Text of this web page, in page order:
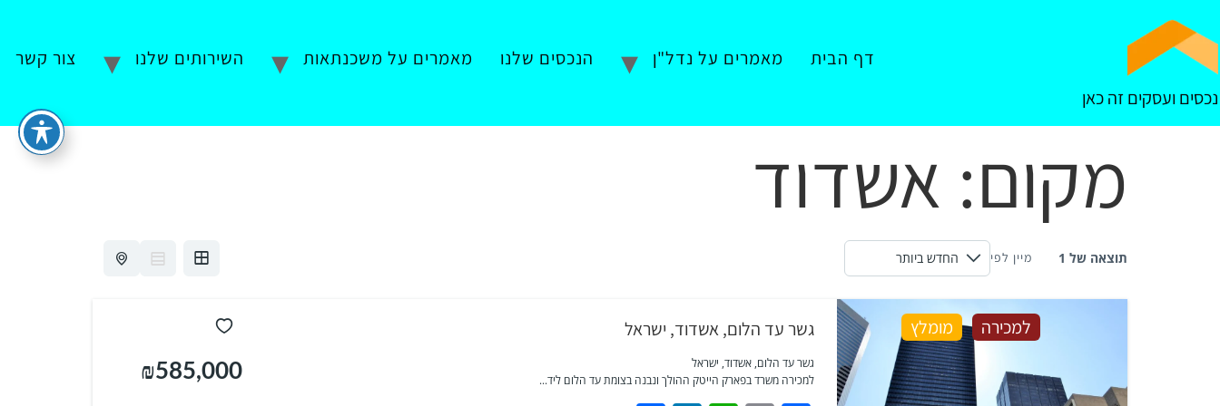
נכסים ועסקים זה כאן
דף הבית מאמרים על נדל"ן הנכסים שלנו מאמרים על משכנתאות השירותים שלנו צור קשר
מקום: אשדוד
תוצאה של 1 מיין לפי
למכירה מומלץ גשר עד הלום, אשדוד, ישראל
גשר עד הלום, אשדוד, ישראל
למכירה משרד בפארק הייטק ההולך ונבנה בצומת עד הלום ליד...
₪585,000